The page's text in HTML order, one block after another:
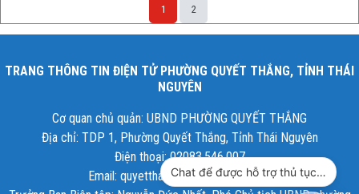
1 2
TRANG THÔNG TIN ĐIỆN TỬ PHƯỜNG QUYẾT THẮNG, TỈNH THÁI
NGUYÊN
Cơ quan chủ quản: UBND PHƯỜNG QUYẾT THẮNG
Địa chỉ: TDP 1, Phường Quyết Thắng, Tỉnh Thái Nguyên
Điện thoại: 02083.546.007
Email: quyetthang@thainguyen.gov.vn
Chat để được hỗ trợ thủ tục hành chính công